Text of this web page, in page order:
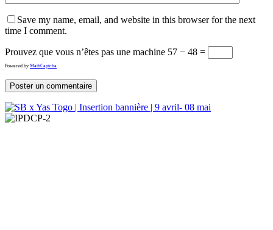
Save my name, email, and website in this browser for the next
time I comment.
Prouvez que vous n’êtes pas une machine 57 − 48 =
Powered by MathCaptcha